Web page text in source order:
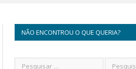
NÃO ENCONTROU O QUE QUERIA?